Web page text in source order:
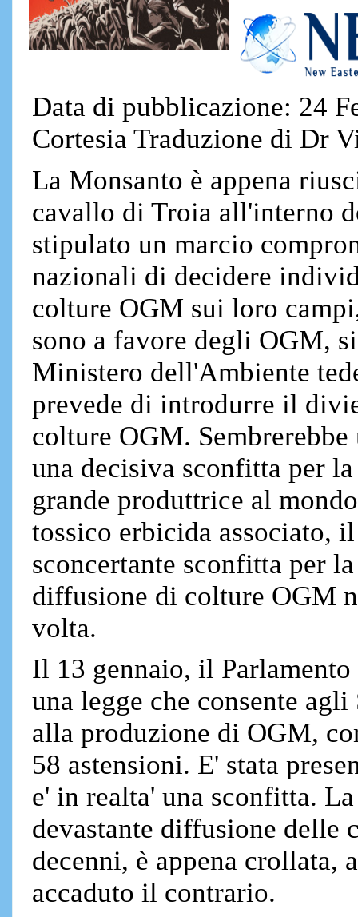
Data di pubblicazione: 24
Cortesia Traduzione di Dr
La Monsanto è appena
cavallo di Troia all'interno
stipulato un marcio
nazionali di decidere
colture OGM sui loro
sono a favore degli OGM,
Ministero dell'Ambiente
prevede di introdurre il
colture OGM.
una decisiva sconfitta per
grande produttrice al
tossico erbicida associato,
sconcertante sconfitta per
diffusione di colture OGM
volta.
Il 13 gennaio, il
una legge che consente
alla produzione di OGM,
58 astensioni. E' stata
e' in realta' una sconfitta.
devastante diffusione delle
decenni, è appena crollata,
accaduto il contrario.